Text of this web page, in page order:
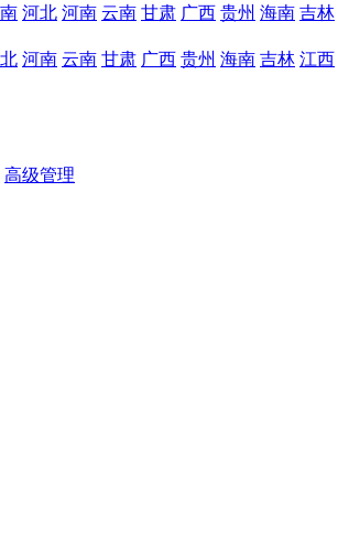
河北 河南 云南 甘肃 广西 贵州 海南 吉林
河南 云南 甘肃 广西 贵州 海南 吉林 江西
高级管理